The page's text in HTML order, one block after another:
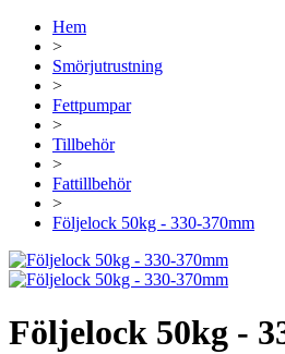
Hem
>
Smörjutrustning
>
Fettpumpar
>
Tillbehör
>
Fattillbehör
>
Följelock 50kg - 330-370mm
Följelock 50kg -